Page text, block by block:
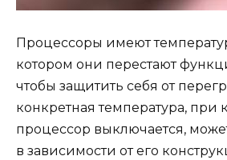
Процессоры имеют
котором они перестают
чтобы защитить себя от
конкретная температура, при
процессор выключается,
в зависимости от его